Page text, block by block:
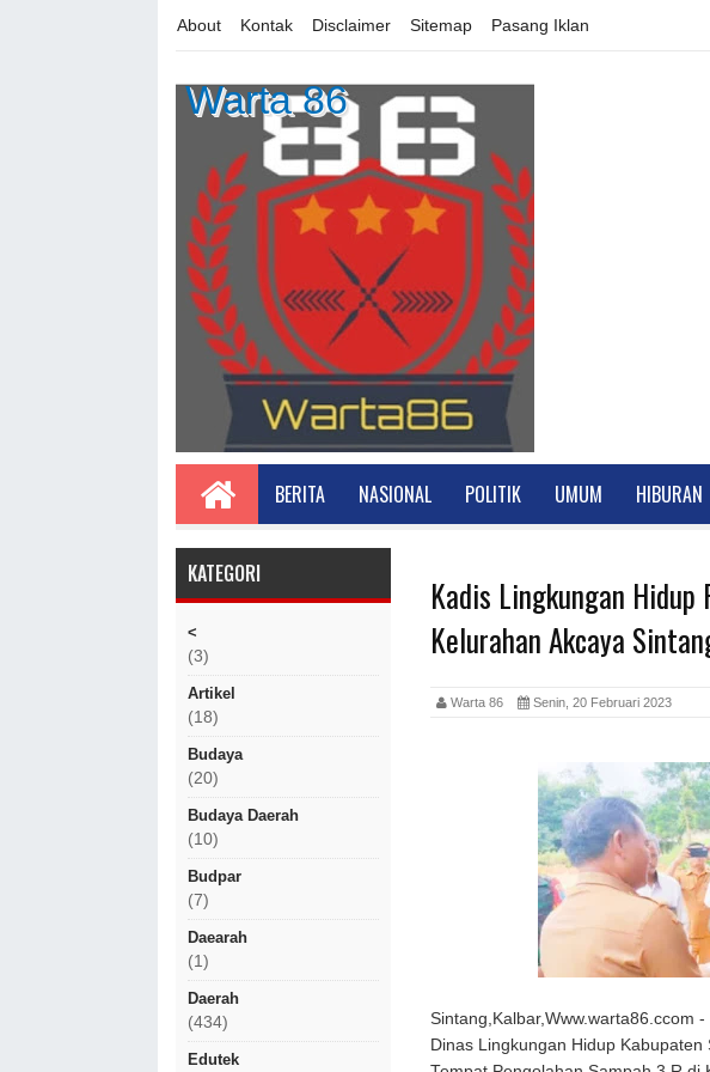
About Kontak Disclaimer Sitemap Pasang Iklan
Warta 86
BERITA NASIONAL POLITIK UMUM HIBURAN
KATEGORI
<
(3)
Artikel
(18)
Budaya
(20)
Budaya Daerah
(10)
Budpar
(7)
Daearah
(1)
Daerah
(434)
Edutek
Kadis Lingkungan Hidup
Kelurahan Akcaya
Warta 86 Senin, 20 Februari 2023
Sintang,Kalbar,Www.warta86.ccom
Dinas Lingkungan Hidup